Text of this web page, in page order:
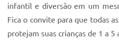
infantil e diversão em um
Fica o convite para que todas
protejam suas crianças de 1 a 5